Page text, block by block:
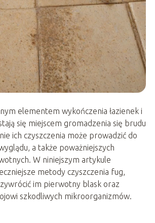
elementem wykończenia łazienek i
się miejscem gromadzenia się brudu
ich czyszczenia może prowadzić do
a także poważniejszych
W niniejszym artykule
metody czyszczenia fug,
im pierwotny blask oraz
szkodliwych mikroorganizmów.